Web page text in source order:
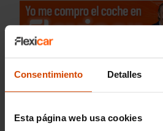
Consentimiento Detalles
Esta página web usa cookies